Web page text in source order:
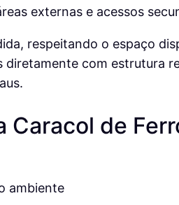
externas e acessos
respeitando o espaço
diretamente com estrutura
Caracol de
ambiente